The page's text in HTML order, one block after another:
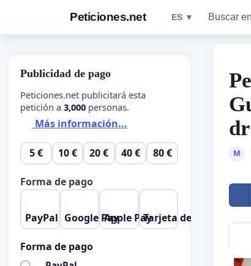
Peticiones.net ES ▼ Buscar
M
Publicidad de pago
Peticiones.net publicitará esta
petición a 3,000 personas.
Más información...
5 € 10 € 20 € 40 € 80 €
Forma de pago
PayPal Google PayApple PayTarjeta de crédito
Forma de pago